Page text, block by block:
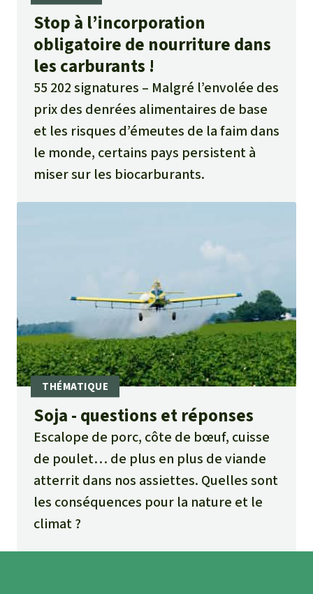
Stop à l’incorporation
obligatoire de nourriture dans
les carburants !
55 202 signatures
Malgré l’envolée des
prix des denrées alimentaires de base
et les risques d’émeutes de la faim dans
le monde, certains pays persistent à
miser sur les biocarburants.
Soja - questions et réponses
Escalope de porc, côte de bœuf, cuisse
de poulet… de plus en plus de viande
atterrit dans nos assiettes. Quelles sont
les conséquences pour la nature et le
climat ?